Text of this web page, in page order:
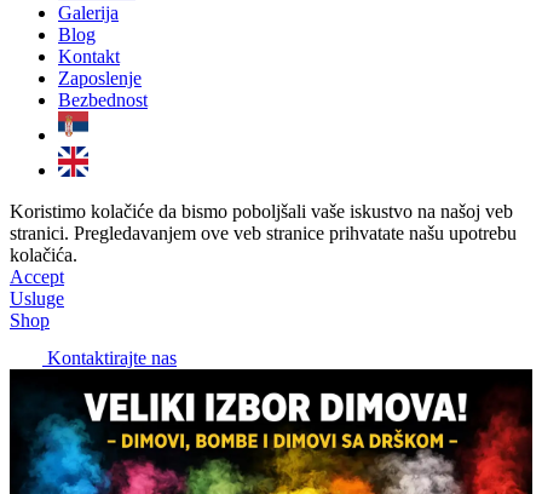
Galerija
Blog
Kontakt
Zaposlenje
Bezbednost
Koristimo kolačiće da bismo poboljšali vaše iskustvo na našoj veb
stranici. Pregledavanjem ove veb stranice prihvatate našu upotrebu
kolačića.
Accept
Usluge
Shop
Kontaktirajte nas